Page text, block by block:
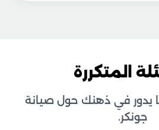
المتكررة
يدور في ذهنك حول صيانة
جونكر.